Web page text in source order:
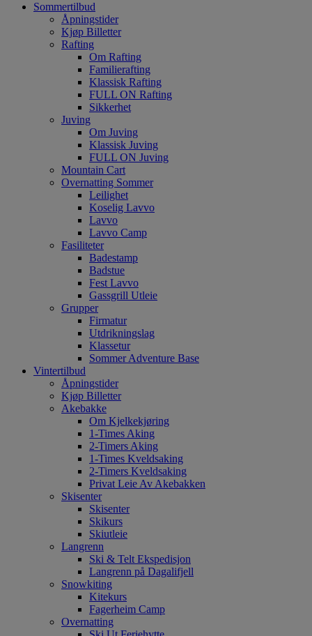
Sommertilbud
Åpningstider
Kjøp Billetter
Rafting
Om Rafting
Familierafting
Klassisk Rafting
FULL ON Rafting
Sikkerhet
Juving
Om Juving
Klassisk Juving
FULL ON Juving
Mountain Cart
Overnatting Sommer
Leilighet
Koselig Lavvo
Lavvo
Lavvo Camp
Fasiliteter
Badestamp
Badstue
Fest Lavvo
Gassgrill Utleie
Grupper
Firmatur
Utdrikningslag
Klassetur
Sommer Adventure Base
Vintertilbud
Åpningstider
Kjøp Billetter
Akebakke
Om Kjelkekjøring
1-Times Aking
2-Timers Aking
1-Times Kveldsaking
2-Timers Kveldsaking
Privat Leie Av Akebakken
Skisenter
Skisenter
Skikurs
Skiutleie
Langrenn
Ski & Telt Ekspedisjon
Langrenn på Dagalifjell
Snowkiting
Kitekurs
Fagerheim Camp
Overnatting